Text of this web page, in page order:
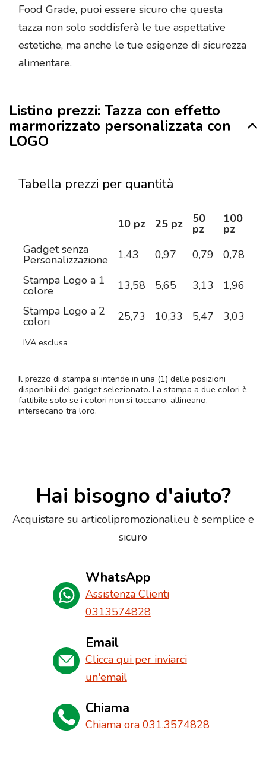
Food Grade, puoi essere sicuro che questa
tazza non solo soddisferà le tue aspettative
estetiche, ma anche le tue esigenze di sicurezza
alimentare.
Listino prezzi: Tazza con effetto
marmorizzato personalizzata con
LOGO
Tabella prezzi per quantità
10 pz 25 pz 50
pz
100
pz
Gadget senza
Personalizzazione 1,43 0,97 0,79 0,78
Stampa Logo a 1
colore 13,58 5,65 3,13 1,96
Stampa Logo a 2
colori 25,73 10,33 5,47 3,03
IVA esclusa
Il prezzo di stampa si intende in una (1) delle posizioni
disponibili del gadget selezionato. La stampa a due colori è
fattibile solo se i colori non si toccano, allineano,
intersecano tra loro.
Hai bisogno d'aiuto?
Acquistare su articolipromozionali.eu è semplice e
sicuro
WhatsApp
Assistenza Clienti
0313574828
Email
Clicca qui per inviarci
un'email
Chiama
Chiama ora 031.3574828